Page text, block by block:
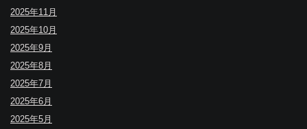
2025年11月
2025年10月
2025年9月
2025年8月
2025年7月
2025年6月
2025年5月